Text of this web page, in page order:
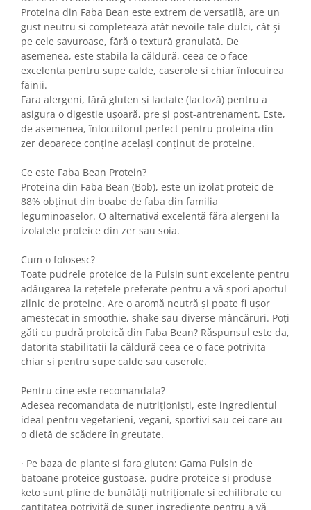
Proteina din Faba Bean este extrem de versatilă, are un
gust neutru si completează atât nevoile tale dulci, cât și
pe cele savuroase, fără o textură granulată. De
asemenea, este stabila la căldură, ceea ce o face
excelenta pentru supe calde, caserole și chiar înlocuirea
făinii.
Fara alergeni, fără gluten și lactate (lactoză) pentru a
asigura o digestie ușoară, pre și post-antrenament. Este,
de asemenea, înlocuitorul perfect pentru proteina din
zer deoarece conține același conținut de proteine.
Ce este Faba Bean Protein?
Proteina din Faba Bean (Bob), este un izolat proteic de
88% obținut din boabe de faba din familia
leguminoaselor. O alternativă excelentă fără alergeni la
izolatele proteice din zer sau soia.
Cum o folosesc?
Toate pudrele proteice de la Pulsin sunt excelente pentru
adăugarea la rețetele preferate pentru a vă spori aportul
zilnic de proteine. Are o aromă neutră și poate fi ușor
amestecat in smoothie, shake sau diverse mâncăruri. Poți
găti cu pudră proteică din Faba Bean? Răspunsul este da,
datorita stabilitatii la căldură ceea ce o face potrivita
chiar si pentru supe calde sau caserole.
Pentru cine este recomandata?
Adesea recomandata de nutriționiști, este ingredientul
ideal pentru vegetarieni, vegani, sportivi sau cei care au
o dietă de scădere în greutate.
· Pe baza de plante si fara gluten: Gama Pulsin de
batoane proteice gustoase, pudre proteice si produse
keto sunt pline de bunătăți nutriționale și echilibrate cu
cantitatea potrivită de super ingrediente pentru a vă